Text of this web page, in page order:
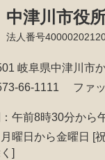
中津川市役
法人番号
岐阜県中津川市
66-1111
ファ
午前8時30分から
曜日から金曜日 [
]